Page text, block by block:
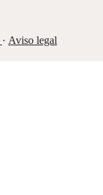
· Aviso legal